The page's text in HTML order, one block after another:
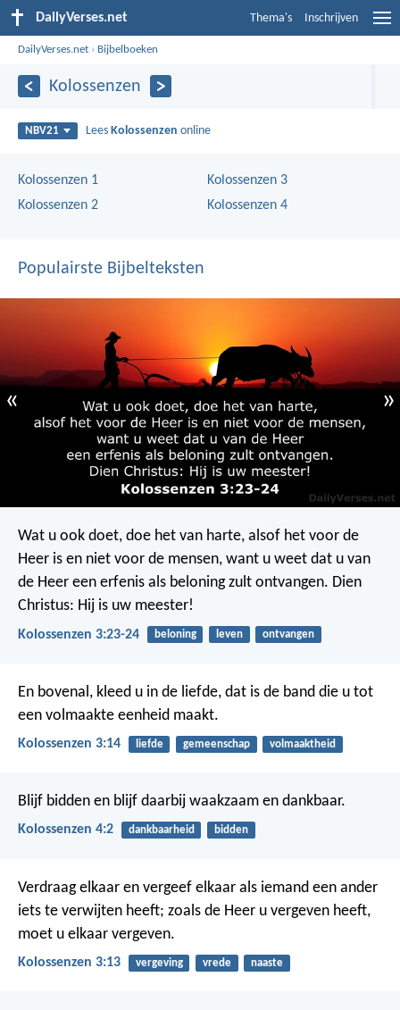
DailyVerses.net Thema's Inschrijven
DailyVerses.net › Bijbelboeken
Kolossenzen
NBV21 Lees Kolossenzen online
Kolossenzen 1
Kolossenzen 2
Kolossenzen 3
Kolossenzen 4
Populairste Bijbelteksten
« »
Wat u ook doet, doe het van harte, alsof het voor de
Heer is en niet voor de mensen, want u weet dat u van
de Heer een erfenis als beloning zult ontvangen. Dien
Christus: Hij is uw meester!
Kolossenzen 3:23-24 beloning leven ontvangen
En bovenal, kleed u in de liefde, dat is de band die u tot
een volmaakte eenheid maakt.
Kolossenzen 3:14 liefde gemeenschap volmaaktheid
Blijf bidden en blijf daarbij waakzaam en dankbaar.
Kolossenzen 4:2 dankbaarheid bidden
Verdraag elkaar en vergeef elkaar als iemand een ander
iets te verwijten heeft; zoals de Heer u vergeven heeft,
moet u elkaar vergeven.
Kolossenzen 3:13 vergeving vrede naaste